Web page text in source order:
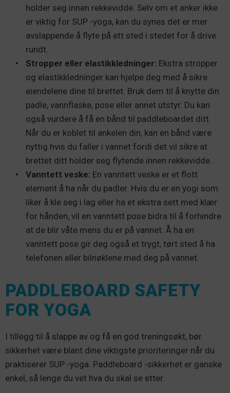
holder seg innen rekkevidde. Selv om et anker ikke
er viktig for SUP -yoga, kan du synes det er mer
avslappende å flyte på ett sted i stedet for å drive
rundt.
Stropper eller elastikkledninger: Ekstra stropper
og elastikkledninger kan hjelpe deg med å sikre
eiendelene dine til brettet. Bruk dem til å knytte din
padle, vannflaske, pose eller annet utstyr. Du kan
også vurdere å få en bånd til paddleboardet ditt.
Når du er koblet til ankelen din, kan en bånd være
nyttig hvis du faller i vannet fordi det vil sikre at
brettet ditt holder seg flytende innen rekkevidde.
Vanntett veske: En vanntett veske er et flott
element å ha når du padler. Hvis du er en yogi som
liker å kle seg i lag eller ha et ekstra sett med klær
for hånden, vil en vanntett pose bidra til å forhindre
at de blir våte mens du er på vannet. Å ha en
vanntett pose gir deg også et trygt, tørt sted å ha
telefonen eller bilnøklene med deg på vannet.
PADDLEBOARD SAFETY
FOR YOGA
I tillegg til å slappe av og få en god treningsøkt, bør
sikkerhet være blant dine viktigste prioriteringer når du
praktiserer SUP -yoga. Paddleboard -sikkerhet er ganske
enkel, så lenge du vet hva du skal se etter.